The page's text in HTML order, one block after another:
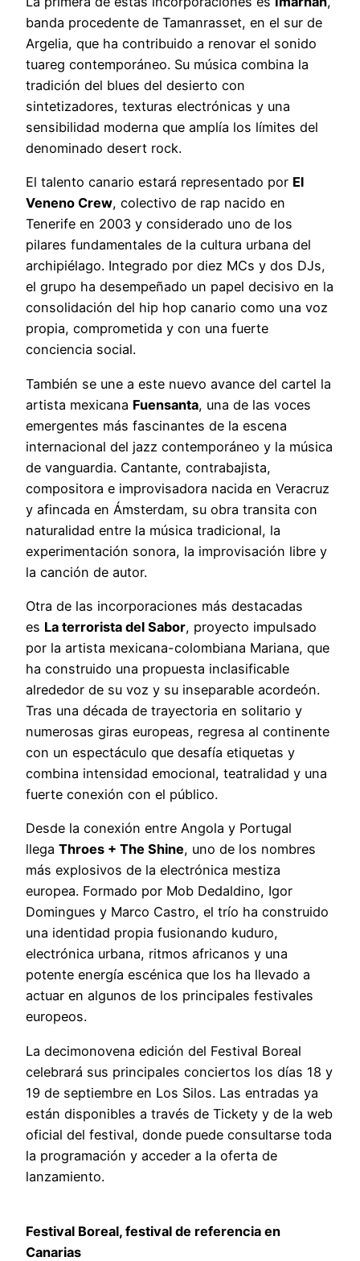
banda procedente de Tamanrasset, en el sur de
Argelia, que ha contribuido a renovar el sonido
tuareg contemporáneo. Su música combina la
tradición del blues del desierto con
sintetizadores, texturas electrónicas y una
sensibilidad moderna que amplía los límites del
denominado desert rock.
El talento canario estará representado por El
Veneno Crew, colectivo de rap nacido en
Tenerife en 2003 y considerado uno de los
pilares fundamentales de la cultura urbana del
archipiélago. Integrado por diez MCs y dos DJs,
el grupo ha desempeñado un papel decisivo en la
consolidación del hip hop canario como una voz
propia, comprometida y con una fuerte
conciencia social.
También se une a este nuevo avance del cartel la
artista mexicana Fuensanta, una de las voces
emergentes más fascinantes de la escena
internacional del jazz contemporáneo y la música
de vanguardia. Cantante, contrabajista,
compositora e improvisadora nacida en Veracruz
y afincada en Ámsterdam, su obra transita con
naturalidad entre la música tradicional, la
experimentación sonora, la improvisación libre y
la canción de autor.
Otra de las incorporaciones más destacadas
es La terrorista del Sabor, proyecto impulsado
por la artista mexicana-colombiana Mariana, que
ha construido una propuesta inclasificable
alrededor de su voz y su inseparable acordeón.
Tras una década de trayectoria en solitario y
numerosas giras europeas, regresa al continente
con un espectáculo que desafía etiquetas y
combina intensidad emocional, teatralidad y una
fuerte conexión con el público.
Desde la conexión entre Angola y Portugal
llega Throes + The Shine, uno de los nombres
más explosivos de la electrónica mestiza
europea. Formado por Mob Dedaldino, Igor
Domingues y Marco Castro, el trío ha construido
una identidad propia fusionando kuduro,
electrónica urbana, ritmos africanos y una
potente energía escénica que los ha llevado a
actuar en algunos de los principales festivales
europeos.
La decimonovena edición del Festival Boreal
celebrará sus principales conciertos los días 18 y
19 de septiembre en Los Silos. Las entradas ya
están disponibles a través de Tickety y de la web
oficial del festival, donde puede consultarse toda
la programación y acceder a la oferta de
lanzamiento.
Festival Boreal, festival de referencia en
Canarias